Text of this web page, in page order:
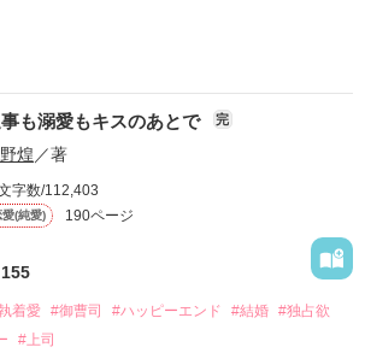
にしてしまった。
だと知った哲平は
しよう』と真っ直ぐに告げてきた。
、好きという気持ちを隠すことなく
は美桜がストーカー被害に
る。
平は同居を提案してきて――。
)
ぺい)
て前の職場でうまくいかなかった梅田美
をしていたところ、日本人美青年と出会
夜限りの関係となる。
い職場でワンナイトした美青年と再会。
とある財閥御曹司にも関わらず、一族を離
の実業家、社内でも冷徹だと評判な社長
ったのだ――！
猫の世話係を命じられた美桜は、猫の世
の関係となってしまい――？
も溺愛もキスのあとで 完
煌 ／著
字数/112,403
愛(純愛) 190ページ
155
着愛 #御曹司 #ハッピーエンド #結婚 #独占欲
#上司